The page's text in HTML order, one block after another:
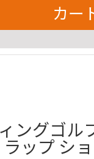
カー
ングゴ
ップ シ